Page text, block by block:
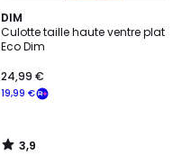
DIM
Culotte taille haute ventre plat
Eco Dim
19,99 €
24,99 €
3,9
/ 5
3,9
/